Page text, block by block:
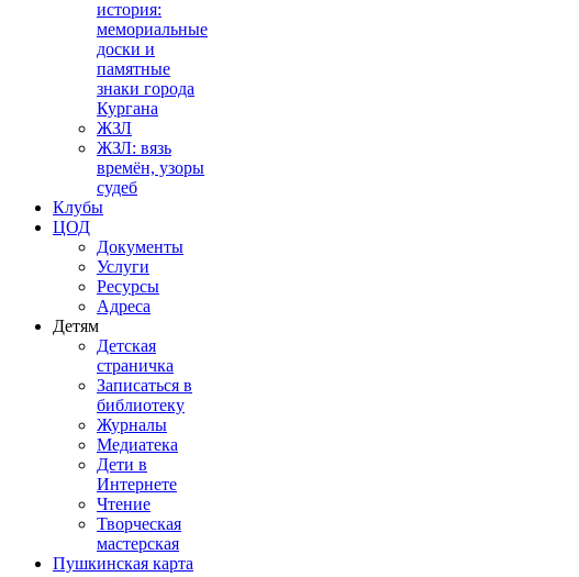
история:
мемориальные
доски и
памятные
знаки города
Кургана
ЖЗЛ
ЖЗЛ: вязь
времён, узоры
судеб
Клубы
ЦОД
Документы
Услуги
Ресурсы
Адреса
Детям
Детская
страничка
Записаться в
библиотеку
Журналы
Медиатека
Дети в
Интернете
Чтение
Творческая
мастерская
Пушкинская карта